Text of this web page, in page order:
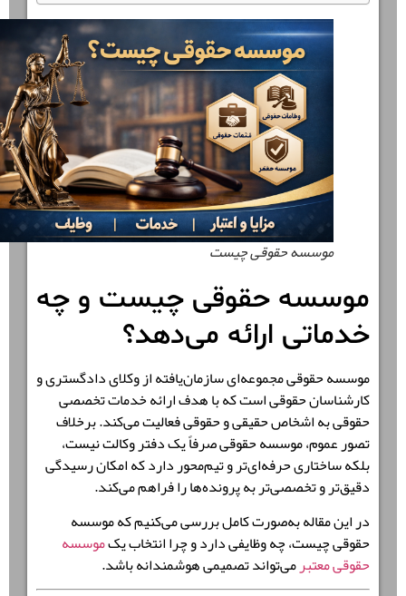
موسسه حقوقی چیست
موسسه حقوقی چیست و چه
خدماتی ارائه می‌دهد؟
موسسه حقوقیمجموعه‌ای سازمان‌یافته از وکلای دادگستری و
کارشناسان حقوقی است که با هدف ارائه خدمات تخصصی
حقوقی به اشخاص حقیقی و حقوقی فعالیت می‌کند. برخلاف
تصور عموم، موسسه حقوقی صرفاً یک دفتر وکالت نیست،
بلکه ساختاری حرفه‌ای‌تر و تیم‌محور دارد که امکان رسیدگی
دقیق‌تر و تخصصی‌تر به پرونده‌ها را فراهم می‌کند.
در این مقاله به‌صورت کامل بررسی می‌کنیم که موسسه
حقوقی چیست، چه وظایفی دارد و چرا انتخاب یکموسسه
حقوقی معتبرمی‌تواند تصمیمی هوشمندانه باشد.